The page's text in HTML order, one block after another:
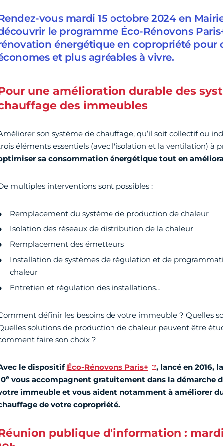
vous mardi 15 octobre 2024 en
le programme Éco-Rénovons
énergétique en copropriété pour
et plus agréables à vivre.
une amélioration durable des
des immeubles
son système de chauffage, qu’il soit collectif ou
éléments essentiels (avec l'isolation et la ventilation) à
sa consommation énergétique tout en
multiples interventions sont possibles :
Remplacement du système de production de chaleur
Isolation des réseaux de distribution de la chaleur
Remplacement des émetteurs
Installation de systèmes de régulation et de
chaleur
Entretien et régulation des installations…
définir les besoins de votre immeuble ? Quelles
solutions de production de chaleur peuvent être
faire son choix ?
le dispositif Éco-Rénovons Paris+
, lancé en 2016,
evous accompagnent gratuitement dans la démarche
immeuble et vous aident notamment à améliorer
de votre copropriété.
publique d'information :